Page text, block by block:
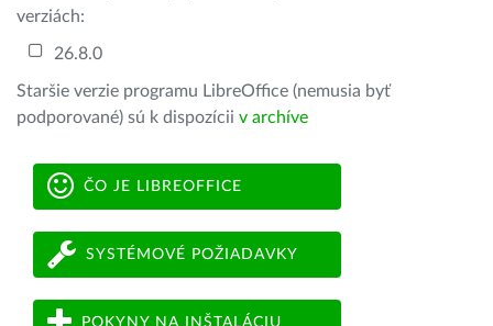
verziách:
26.8.0
Staršie verzie programu LibreOffice (nemusia byť
podporované) sú k dispozícii v archíve
ČO JE LIBREOFFICE
SYSTÉMOVÉ POŽIADAVKY
POKYNY NA INŠTALÁCIU